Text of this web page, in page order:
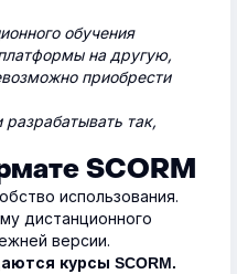
обучения
на другую,
приобрести
так,
SCORM
использования.
дистанционного
версии.
курсы SCORM.